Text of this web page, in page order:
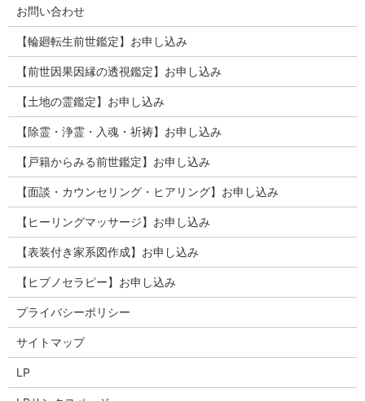
お問い合わせ
【輪廻転生前世鑑定】お申し込み
【前世因果因縁の透視鑑定】お申し込み
【土地の霊鑑定】お申し込み
【除霊・浄霊・入魂・祈祷】お申し込み
【戸籍からみる前世鑑定】お申し込み
【面談・カウンセリング・ヒアリング】お申し込み
【ヒーリングマッサージ】お申し込み
【表装付き家系図作成】お申し込み
【ヒプノセラピー】お申し込み
プライバシーポリシー
サイトマップ
LP